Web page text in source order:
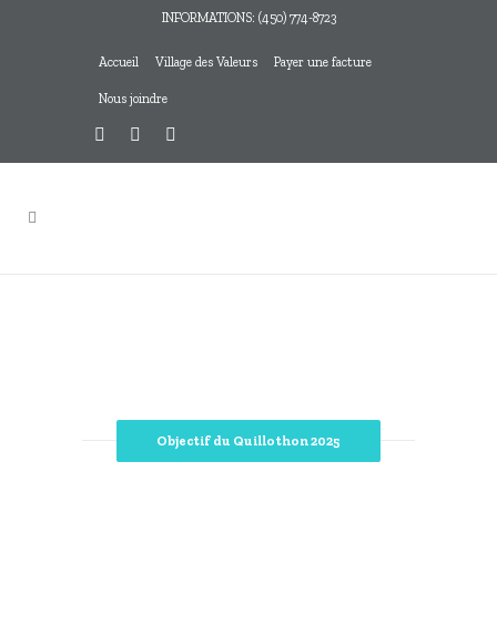
INFORMATIONS: (450) 774-8723
Accueil Village des Valeurs Payer une facture
Nous joindre
Objectif du Quillothon 2025